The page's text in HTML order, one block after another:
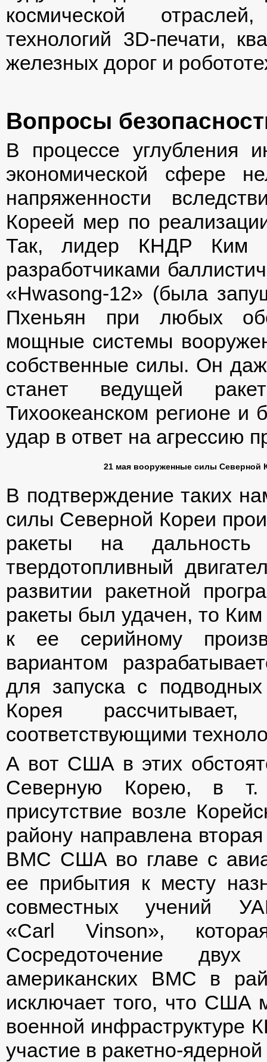
космической
технологий 3D-печати,
железных дорог и
Вопросы
В процессе углубления
экономической сфере
напряженности
Кореей мер по
Так, лидер КНДР Ким
разработчиками
«Hwasong-12» (была
Пхеньян при любых
мощные системы
собственные силы. Он
станет ведущей
Тихоокеанском регионе и
удар в ответ на агрессию
21 мая вооруженные силы Северной
В подтверждение таких
силы Северной Кореи
ракеты на
твердотопливный
развитии ракетной
ракеты был удачен, то
к ее серийному
вариантом
для запуска с
Корея
соответствующими
А вот США в этих
Северную Корею, в т.
присутствие возле
району направлена
ВМС США во главе с
ее прибытия к месту
совместных учений
«Carl Vinson»,
Сосредоточение
американских ВМС в
исключает того, что США
военной инфраструктуре
участие в ракетно-